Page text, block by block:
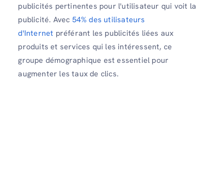
publicités pertinentes pour l'utilisateur qui voit la
publicité. Avec 54% des utilisateurs
d'Internet préférant les publicités liées aux
produits et services qui les intéressent, ce
groupe démographique est essentiel pour
augmenter les taux de clics.